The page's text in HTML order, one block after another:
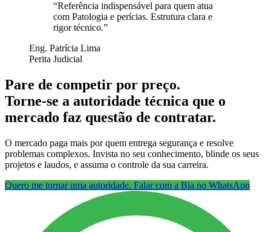
“Referência indispensável para quem atua
com Patologia e perícias. Estrutura clara e
rigor técnico.”
Eng. Patrícia Lima
Perita Judicial
Pare de competir por preço.
Torne-se a autoridade técnica que o
mercado faz questão de contratar.
O mercado paga mais por quem entrega segurança e resolve
problemas complexos. Invista no seu conhecimento, blinde os seus
projetos e laudos, e assuma o controle da sua carreira.
Quero me tornar uma autoridade. Falar com a Bia no WhatsApp